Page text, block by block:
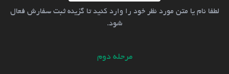
لطفا نام یا متن مورد نظر خود را وارد کنید تا گزینه ثبت سفارش فعال
شود.
مرحله دوم